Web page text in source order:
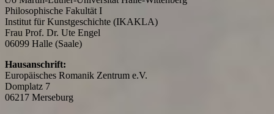
Philosophische Fakultät I
Institut für Kunstgeschichte (IKAKLA)
Frau Prof. Dr. Ute Engel
06099 Halle (Saale)
Hausanschrift:
Europäisches Romanik Zentrum e.V.
Domplatz 7
06217 Merseburg